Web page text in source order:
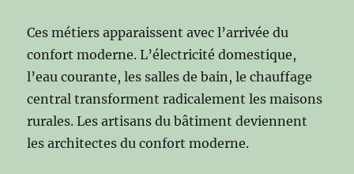
Ces métiers apparaissent avec l’arrivée du
confort moderne. L’électricité domestique,
l’eau courante, les salles de bain, le chauffage
central transforment radicalement les maisons
rurales. Les artisans du bâtiment deviennent
les architectes du confort moderne.